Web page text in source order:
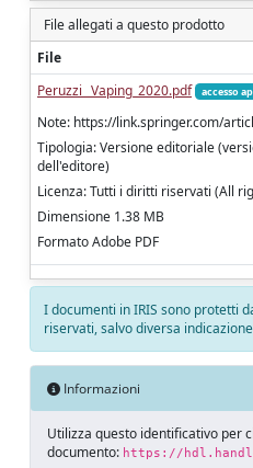
File allegati a questo prodotto
File
Peruzzi _Vaping_2020.pdf
accesso
Note: https://link.springer.com/
Tipologia: Versione editoriale
dell'editore)
Licenza: Tutti i diritti riservati (All
Dimensione 1.38 MB
Formato Adobe PDF
I documenti in IRIS sono protetti
riservati, salvo diversa
Informazioni
Utilizza questo identificativo per
documento: https://